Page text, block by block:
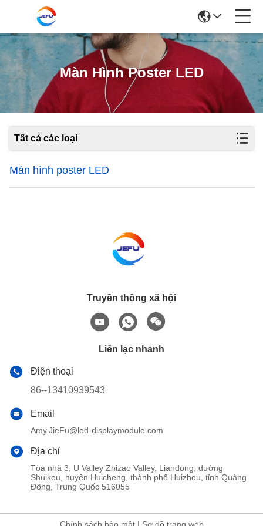
Màn Hình Poster LED
Tất cả các loại
Màn hình poster LED
Truyền thông xã hội
Liên lạc nhanh
Điện thoại
86--13410939543
Email
Amy.JieFu@led-displaymodule.com
Địa chỉ
Tòa nhà 3, U Valley Zhizao Valley, Liandong, đường
Shuikou, huyện Huicheng, thành phố Huizhou, tỉnh Quảng
Đông, Trung Quốc 516055